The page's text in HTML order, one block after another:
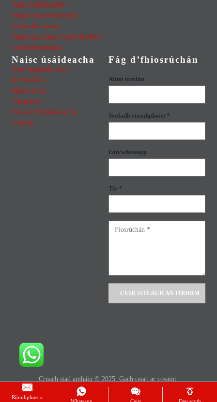
Ríomhphost a
Whatsapp Ceist Den scoth
Píopa Galbhánaithe
Píopa cruach dhosmálta
Corna alúmanaim
Píopaí gan uaim cruach charbóin
Cruach dhosmálta
Naisc úsáideacha
Déan teagmháil linn
Ár Seirbhísí
Maidir Linn
Táirgeacht
Polasaí Príobháideachta
Lonlach
Fág d’fhiosrúchán
Ainm iomlán
Seoladh ríomhphoist *
Fón/whatsapp
Tír *
Cruach stad amháin © 2025. Gach ceart ar cosaint.